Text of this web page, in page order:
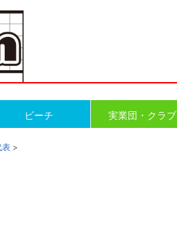
ビーチ 実業団・クラブ
表 >